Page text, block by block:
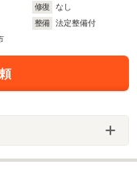
修復
なし
整備
法定整備付